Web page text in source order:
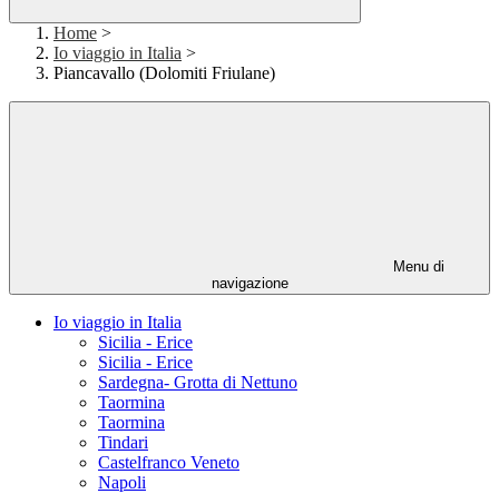
Home >
Io viaggio in Italia >
Piancavallo (Dolomiti Friulane)
Menu di
navigazione
Io viaggio in Italia
Sicilia - Erice
Sicilia - Erice
Sardegna- Grotta di Nettuno
Taormina
Taormina
Tindari
Castelfranco Veneto
Napoli